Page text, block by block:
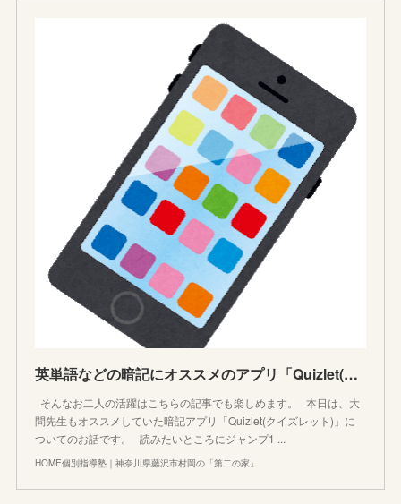
英単語などの暗記にオススメのアプリ「Quizlet(クイズレット)」をご紹介します
そんなお二人の活躍はこちらの記事でも楽しめます。 本日は、大
問先生もオススメしていた暗記アプリ「Quizlet(クイズレット)」に
ついてのお話です。 読みたいところにジャンプ1 ...
HOME個別指導塾｜神奈川県藤沢市村岡の「第二の家」